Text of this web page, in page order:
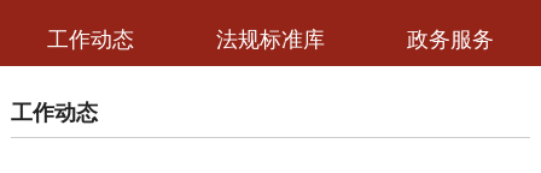
工作动态 法规标准库 政务服务
工作动态